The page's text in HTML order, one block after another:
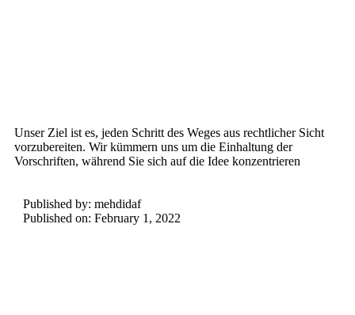
Unser Ziel ist es, jeden Schritt des Weges aus rechtlicher Sicht
vorzubereiten. Wir kümmern uns um die Einhaltung der
Vorschriften, während Sie sich auf die Idee konzentrieren
Published by: mehdidaf
Published on: February 1, 2022